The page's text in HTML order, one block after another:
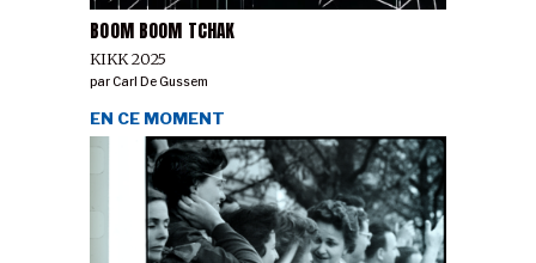
BOOM BOOM TCHAK
KIKK 2025
parCarl De Gussem
EN CE MOMENT